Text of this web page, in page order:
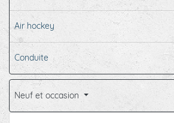
Air hockey
Conduite
Neuf et occasion